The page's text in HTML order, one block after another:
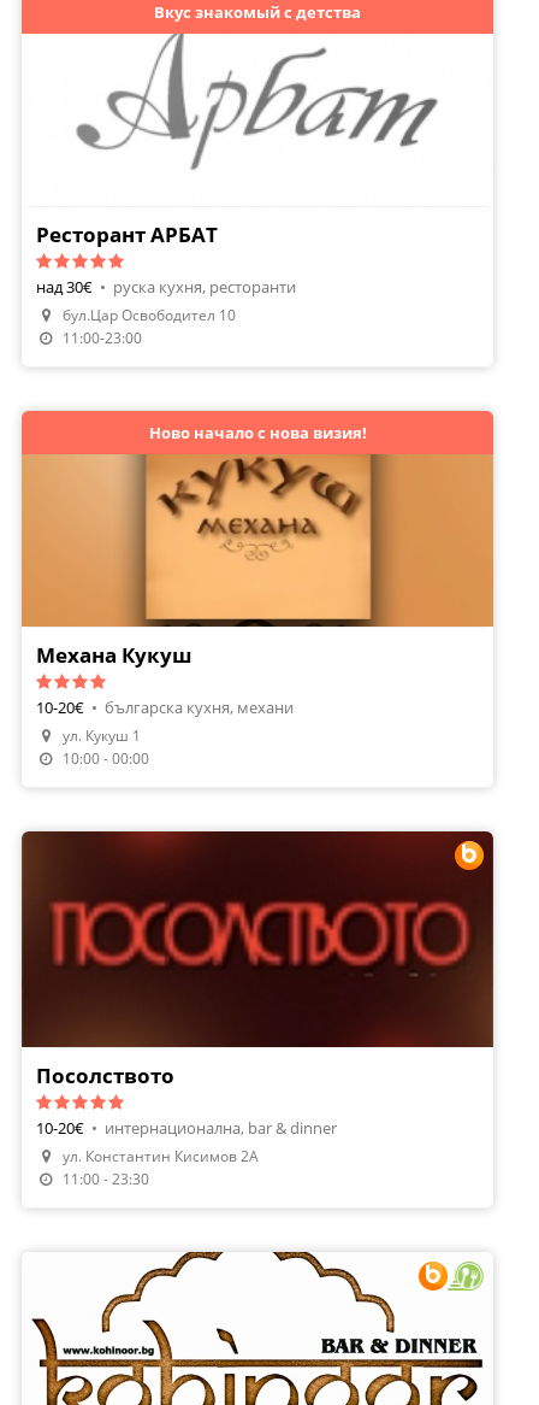
Направи Резервация
Поръчай Храна
Вкус знакомый с детства
Ресторант АРБАТ
над 30€ • руска кухня, ресторанти
бул.Цар Освободител 10
11:00-23:00
Ново начало с нова визия!
Механа Кукуш
10-20€ • българска кухня, механи
ул. Кукуш 1
10:00 - 00:00
Направи Резервация
Посолството
10-20€ • интернационална, bar & dinner
ул. Константин Кисимов 2А
11:00 - 23:30